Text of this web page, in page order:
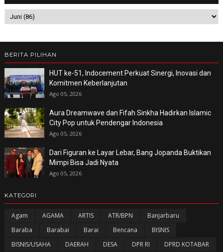
BERITA PILIHAN
HUT ke-51, Indocement Perkuat Sinergi, Inovasi dan
Komitmen Keberlanjutan
Ago 05, 2026
Aura Dreamwave dan Fifah Sinkha Hadirkan Islamic
City Pop untuk Pendengar Indonesia
Ago 05, 2026
Dari Figuran ke Layar Lebar, Bang Jopanda Buktikan
Mimpi Bisa Jadi Nyata
Ago 05, 2026
KATEGORI
Agam AGAMA ARTIS ATR/BPN
Banjarbaru
Baraba
Barabai Barai Bencana
BISNIS
BISNIS/USAHA
DAERAH DESA DPR RI
DPRD KOTABAR